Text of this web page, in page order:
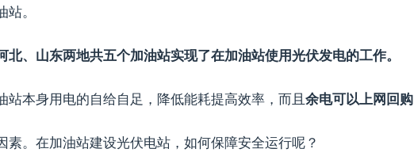
。
北、山东两地共五个加油站实现了在加油站使用光伏发电的工作。
本身用电的自给自足，降低能耗提高效率，而且余电可以上网回购
。在加油站建设光伏电站，如何保障安全运行呢？